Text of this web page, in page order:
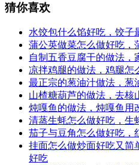
猜你喜欢
水饺包什么馅好吃，饺子
蒲公英做菜怎么做好吃，
自制五香豆腐干的做法，
凉拌鸡腿的做法，鸡腿怎
最正宗的葱油汁做法，葱
山楂糖葫芦的做法，去核
炖嘎鱼的做法，炖嘎鱼用
清蒸生蚝怎么做好吃，生
茄子与豆角怎么做好吃，
挂面怎么做炒面好吃又简
好吃